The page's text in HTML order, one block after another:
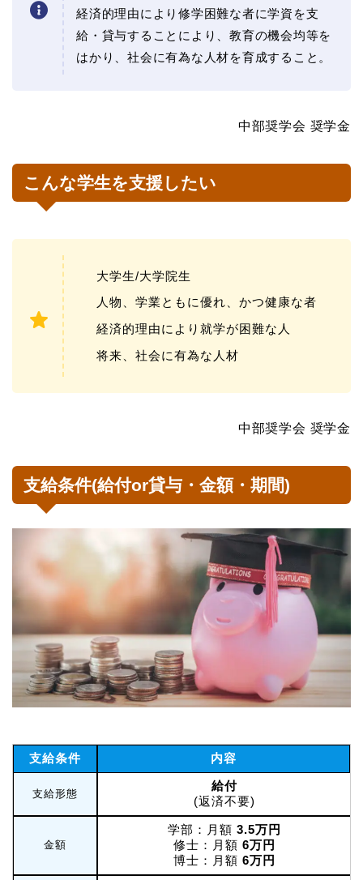
経済的理由により修学困難な者に学資を支
給・貸与することにより、教育の機会均等を
はかり、社会に有為な人材を育成すること。
中部奨学会 奨学金
こんな学生を支援したい
大学生/大学院生
人物、学業ともに優れ、かつ健康な者
経済的理由により就学が困難な人
将来、社会に有為な人材
中部奨学会 奨学金
支給条件(給付or貸与・金額・期間)
支給条件 内容
支給形態
給付
(返済不要)
金額
学部：月額 3.5万円
修士：月額 6万円
博士：月額 6万円